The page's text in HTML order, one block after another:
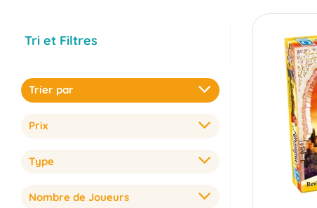
Tri et Filtres
Trier par
Prix
Type
Nombre de Joueurs